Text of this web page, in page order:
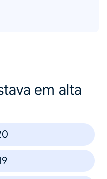
em alta